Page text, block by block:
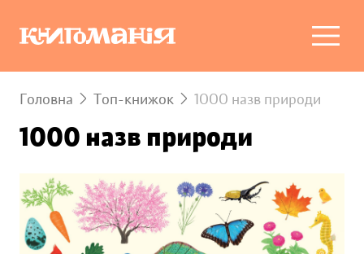
Головна Топ-книжок 1000 назв природи
1000 назв природи